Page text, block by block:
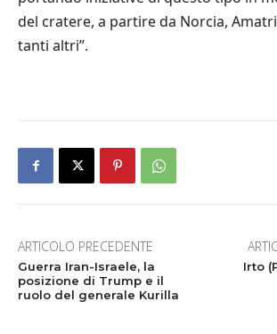
del cratere, a partire da Norcia,
tanti altri”.
ARTICOLO PRECEDENTE
Guerra Iran-Israele, la
posizione di Trump e il
ruolo del generale Kurilla
Irto